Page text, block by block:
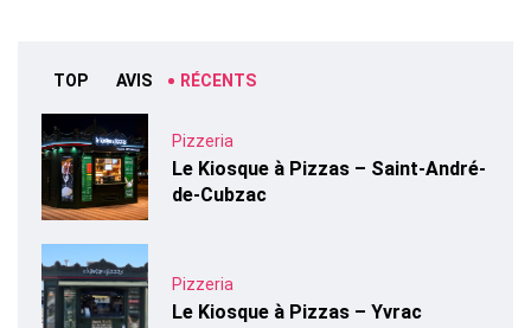
TOP AVIS RÉCENTS
Pizzeria
Le Kiosque à Pizzas – Saint-André-
de-Cubzac
Pizzeria
Le Kiosque à Pizzas – Yvrac